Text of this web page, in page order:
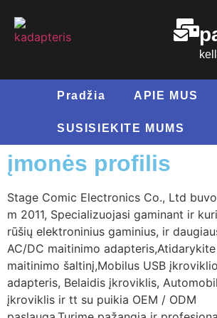
Pradžia APIE MUS
SUSISIEKITE MUMS
įmonės profilis
Stage Comic Electronics Co., Ltd
m 2011, Specializuojasi gaminant ir
rūšių elektroninius gaminius, ir
AC/DC maitinimo
maitinimo šaltinį,Mobilus USB įkroviklio
adapteris, Belaidis įkroviklis,
įkroviklis ir tt su puikia OEM / ODM